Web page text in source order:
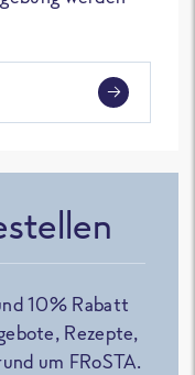
10% Rabatt
Rezepte,
um FRoSTA.